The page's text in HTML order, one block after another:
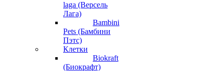
laga (Версель
Лага)
Bambini
Pets (Бамбини
Пэтс)
Клетки
Biokraft
(Биокрафт)